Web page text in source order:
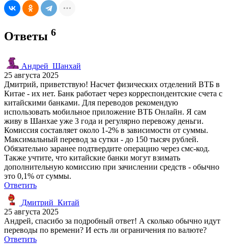
Ответы 6
Андрей_Шанхай
25 августа 2025
Дмитрий, приветствую! Насчет физических отделений ВТБ в
Китае - их нет. Банк работает через корреспондентские счета с
китайскими банками. Для переводов рекомендую
использовать мобильное приложение ВТБ Онлайн. Я сам
живу в Шанхае уже 3 года и регулярно перевожу деньги.
Комиссия составляет около 1-2% в зависимости от суммы.
Максимальный перевод за сутки - до 150 тысяч рублей.
Обязательно заранее подтвердите операцию через смс-код.
Также учтите, что китайские банки могут взимать
дополнительную комиссию при зачислении средств - обычно
это 0,1% от суммы.
Ответить
Дмитрий_Китай
25 августа 2025
Андрей, спасибо за подробный ответ! А сколько обычно идут
переводы по времени? И есть ли ограничения по валюте?
Ответить